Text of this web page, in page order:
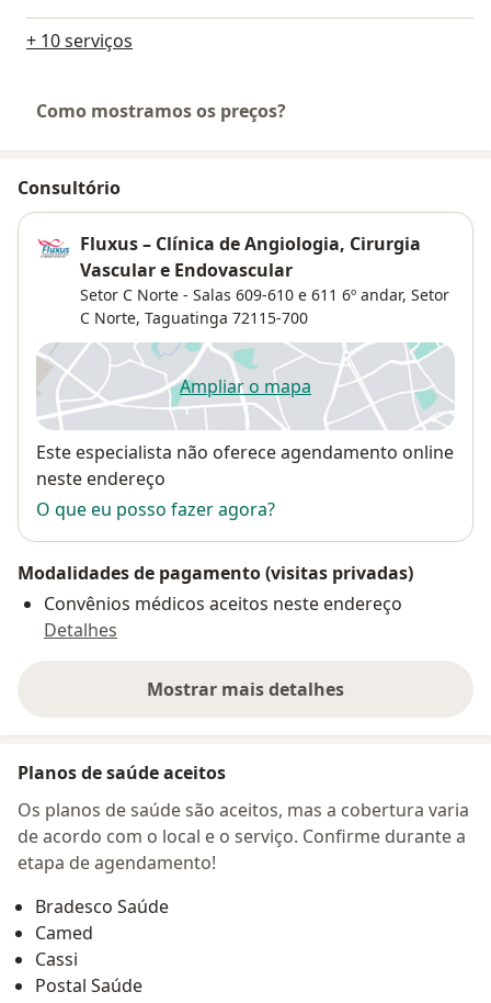
+ 10 serviços
Como mostramos os preços?
Consultório
Fluxus – Clínica de Angiologia, Cirurgia
Vascular e Endovascular
Setor C Norte - Salas 609-610 e 611 6º andar, Setor
C Norte, Taguatinga 72115-700
Ampliar o mapaabre num novo separador
Disponibilidade
Este especialista não oferece agendamento online
neste endereço
O que eu posso fazer agora?
Modalidades de pagamento (visitas privadas)
Convênios médicos aceitos neste endereço
Detalhes
Mostrar mais detalhes
sobre o endereço
Planos de saúde aceitos
Os planos de saúde são aceitos, mas a cobertura varia
de acordo com o local e o serviço. Confirme durante a
etapa de agendamento!
Bradesco Saúde
Camed
Cassi
Postal Saúde